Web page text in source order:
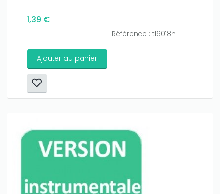
1,39 €
Référence : tl6018h
Ajouter au panier